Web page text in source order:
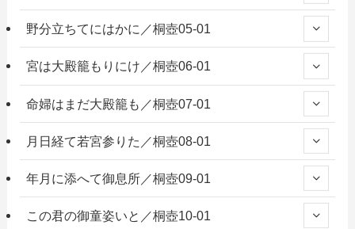
野分立ちてにはかに／桐壺05-01
宮は大殿籠もりにけ／桐壺06-01
命婦はまだ大殿籠も／桐壺07-01
月日経て若宮参りた／桐壺08-01
年月に添へて御息所／桐壺09-01
この君の御童姿いと／桐壺10-01